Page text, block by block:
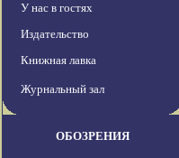
У нас в гостях
Издательство
Книжная лавка
Журнальный зал
ОБОЗРЕНИЯ